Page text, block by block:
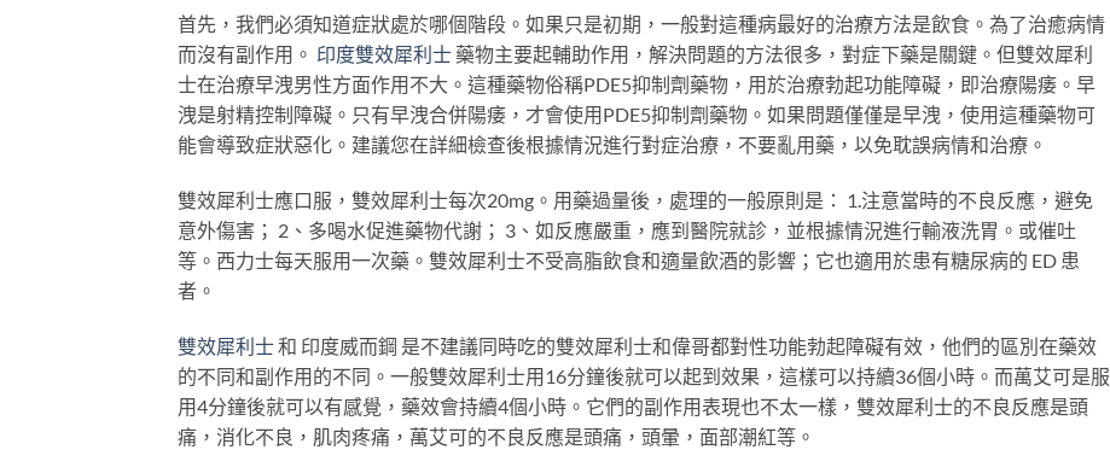
首先，我們必須知道症狀處於哪個階段。如果只是初期，一般對這種病最好的治療方法是飲食。為了治癒病情
而沒有副作用。 印度雙效犀利士 藥物主要起輔助作用，解決問題的方法很多，對症下藥是關鍵。但雙效犀利
士在治療早洩男性方面作用不大。這種藥物俗稱PDE5抑制劑藥物，用於治療勃起功能障礙，即治療陽痿。早
洩是射精控制障礙。只有早洩合併陽痿，才會使用PDE5抑制劑藥物。如果問題僅僅是早洩，使用這種藥物可
能會導致症狀惡化。建議您在詳細檢查後根據情況進行對症治療，不要亂用藥，以免耽誤病情和治療。
雙效犀利士應口服，雙效犀利士每次20mg。用藥過量後，處理的一般原則是： 1.注意當時的不良反應，避免
意外傷害； 2、多喝水促進藥物代謝； 3、如反應嚴重，應到醫院就診，並根據情況進行輸液洗胃。或催吐
等。西力士每天服用一次藥。雙效犀利士不受高脂飲食和適量飲酒的影響；它也適用於患有糖尿病的 ED 患
者。
雙效犀利士和 印度威而鋼 是不建議同時吃的雙效犀利士和偉哥都對性功能勃起障礙有效，他們的區別在藥效
的不同和副作用的不同。一般雙效犀利士用16分鐘後就可以起到效果，這樣可以持續36個小時。而萬艾可是服
用4分鐘後就可以有感覺，藥效會持續4個小時。它們的副作用表現也不太一樣，雙效犀利士的不良反應是頭
痛，消化不良，肌肉疼痛，萬艾可的不良反應是頭痛，頭暈，面部潮紅等。